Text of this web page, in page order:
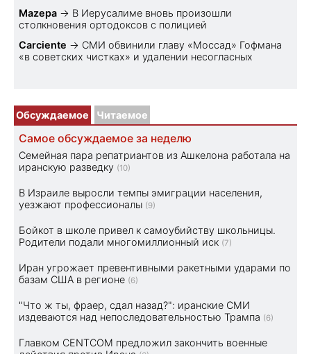
Mazepa → В Иерусалиме вновь произошли
столкновения ортодоксов с полицией
Carciente → СМИ обвинили главу «Моссад» Гофмана
«в советских чистках» и удалении несогласных
Обсуждаемое Читаемое
Самое обсуждаемое за неделю
Семейная пара репатриантов из Ашкелона работала на
иранскую разведку (10)
В Израиле выросли темпы эмиграции населения,
уезжают профессионалы (9)
Бойкот в школе привел к самоубийству школьницы.
Родители подали многомиллионный иск (7)
Иран угрожает превентивными ракетными ударами по
базам США в регионе (6)
"Что ж ты, фраер, сдал назад?": иранские СМИ
издеваются над непоследовательностью Трампа (6)
Главком CENTCOM предложил закончить военные